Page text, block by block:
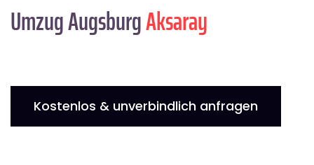
Umzug AugsburgAksaray
Kostenlos & unverbindlich anfragen